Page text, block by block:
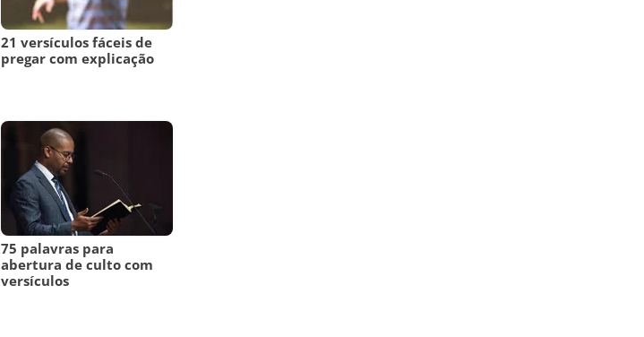
21 versículos fáceis de
pregar com explicação
75 palavras para
abertura de culto com
versículos